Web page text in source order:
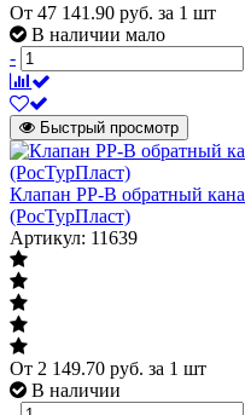
От 47 141.90 руб. за 1 шт
В наличии мало
-
Быстрый просмотр
Клапан PP-B обратный
(РосТурПласт)
Артикул: 11639
От 2 149.70 руб. за 1 шт
В наличии